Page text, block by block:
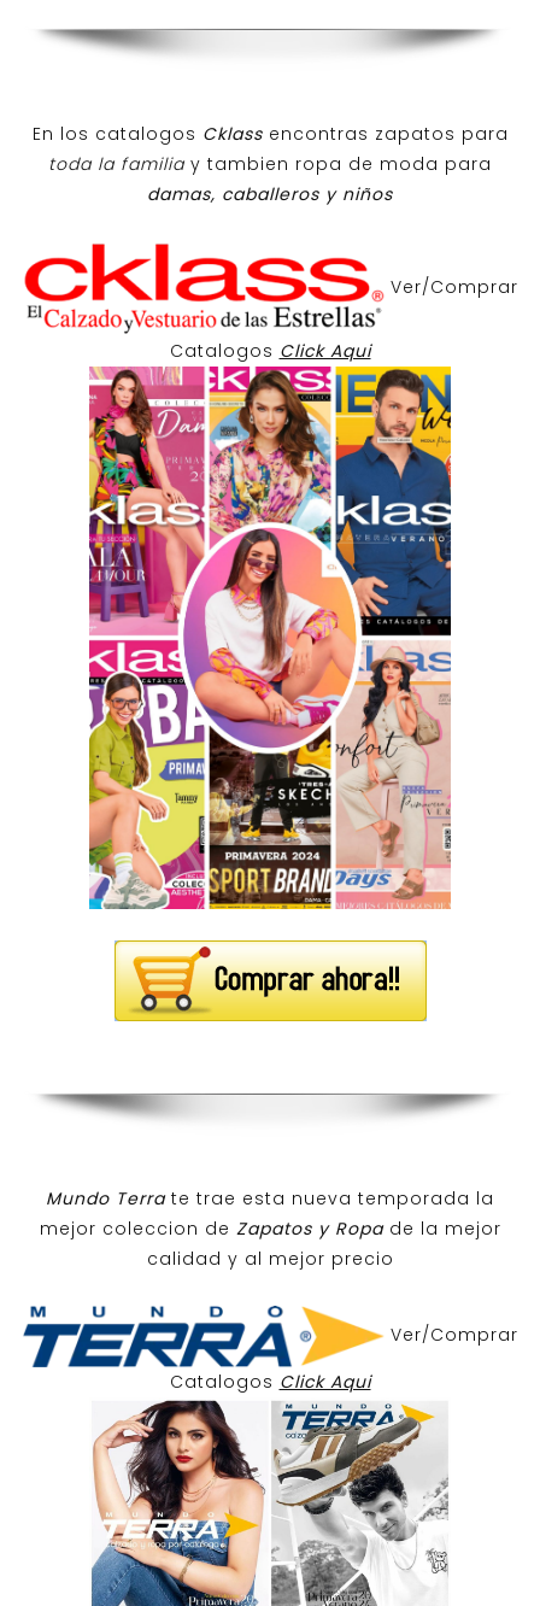
En los catalogos Cklass encontras zapatos para
toda la familiay tambien ropa de moda para
damas, caballeros y niños
Ver/Comprar
Catalogos Click Aqui
Mundo Terra te trae esta nueva temporada la
mejor coleccion de Zapatos y Ropa de la mejor
calidad y al mejor precio
Ver/Comprar
Catalogos Click Aqui